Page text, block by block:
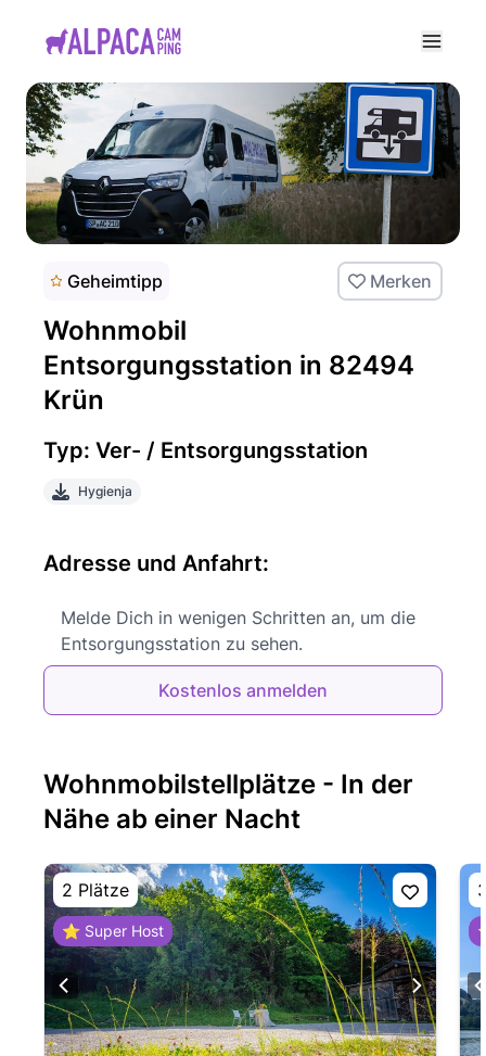
Wohnmobil
Entsorgungsstation in 82494
Krün
Geheimtipp Merken
Typ: Ver- / Entsorgungsstation
Hygienja
Adresse und Anfahrt:
Melde Dich in wenigen Schritten an, um die
Entsorgungsstation zu sehen.
Kostenlos anmelden
Wohnmobilstellplätze - In der
Nähe ab einer Nacht
2 Plätze
⭐ Super Host